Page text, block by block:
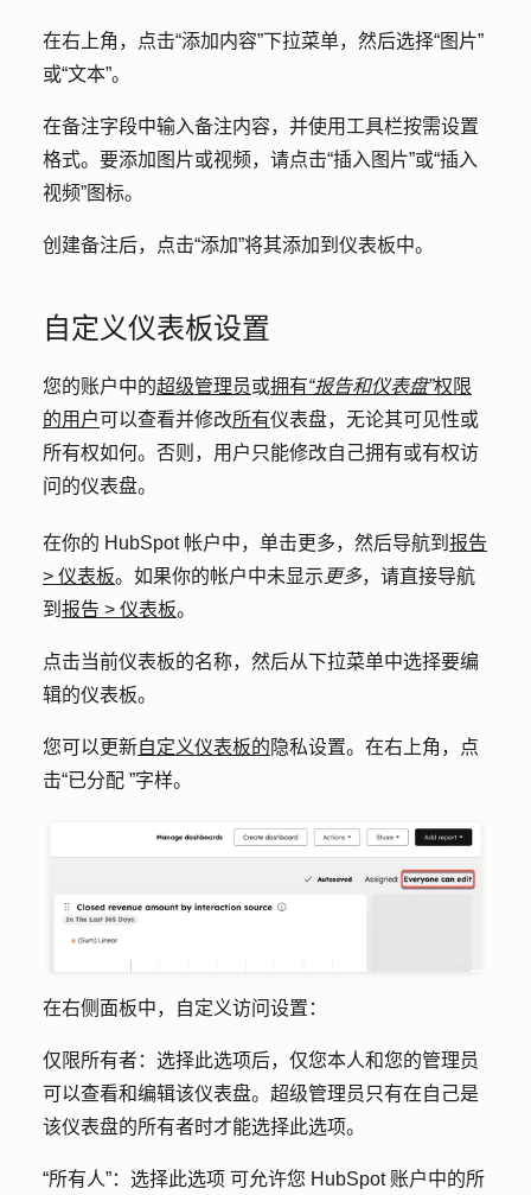
在右上角，点击“添加内容”下拉菜单，然后选择“图片”
或“文本”。
在备注字段中输入备注内容，并使用工具栏按需设置
格式。要添加图片或视频，请点击“插入图片”或“插入
视频”图标。
创建备注后，点击“添加”将其添加到仪表板中。
自定义仪表板设置
您的账户中的超级管理员或拥有“报告和仪表盘”权限
的用户可以查看并修改所有仪表盘，无论其可见性或
所有权如何。否则，用户只能修改自己拥有或有权访
问的仪表盘。
在你的 HubSpot 帐户中，单击更多，然后导航到 报告
> 仪表板。如果你的帐户中未显示 更多，请直接导航
到 报告 > 仪表板。
点击当前仪表板的名称，然后从下拉菜单中选择要编
辑的仪表板。
您可以更新自定义仪表板的 隐私设置。在右上角，点
击“已分配 ”字样。
在右侧面板中，自定义访问设置：
仅限所有者： 选择此选项后，仅您本人和您的管理员
可以查看和编辑该仪表盘。超级管理员只有在自己是
该仪表盘的所有者时才能选择此选项。
“所有人”：选择此选项 可允许您 HubSpot 账户中的所